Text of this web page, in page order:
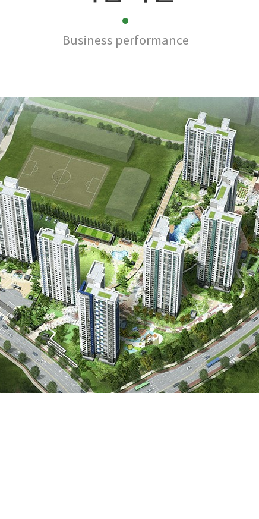
Business performance